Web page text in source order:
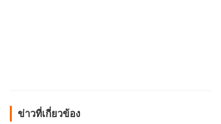
ข่าวที่เกี่ยวข้อง